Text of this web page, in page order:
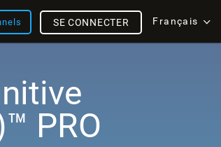
Français
SE CONNECTER
PRO